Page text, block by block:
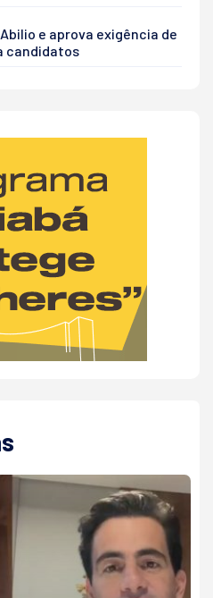
e aprova exigência de
candidatos